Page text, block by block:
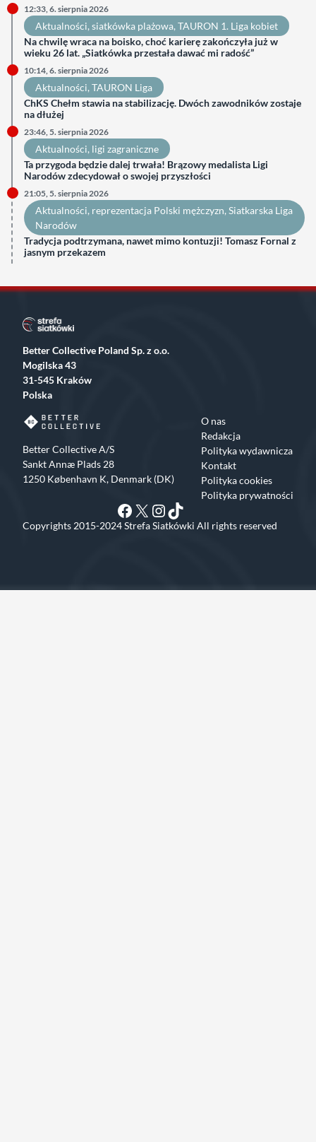
12:33, 6. sierpnia 2026
Aktualności, siatkówka plażowa, TAURON 1. Liga kobiet
Na chwilę wraca na boisko, choć karierę zakończyła już w
wieku 26 lat. „Siatkówka przestała dawać mi radość”
10:14, 6. sierpnia 2026
Aktualności, TAURON Liga
ChKS Chełm stawia na stabilizację. Dwóch zawodników zostaje
na dłużej
23:46, 5. sierpnia 2026
Aktualności, ligi zagraniczne
Ta przygoda będzie dalej trwała! Brązowy medalista Ligi
Narodów zdecydował o swojej przyszłości
21:05, 5. sierpnia 2026
Aktualności, reprezentacja Polski mężczyzn, Siatkarska Liga
Narodów
Tradycja podtrzymana, nawet mimo kontuzji! Tomasz Fornal z
jasnym przekazem
Better Collective Poland Sp. z o.o.
Mogilska 43
31-545 Kraków
Polska
Better Collective A/S
Sankt Annæ Plads 28
1250 København K, Denmark (DK)
O nas
Redakcja
Polityka wydawnicza
Kontakt
Polityka cookies
Polityka prywatności
Facebook
X Instagram
TikTok
Copyrights 2015-2024 Strefa Siatkówki All rights reserved